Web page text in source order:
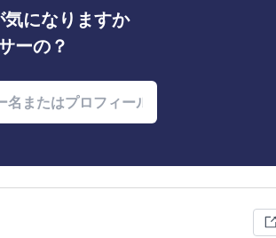
になりますか
ーの？